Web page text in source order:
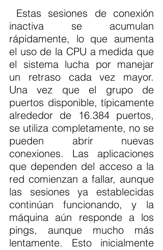
inactiva se acumulan
rápidamente, lo que aumenta
el uso de la CPU a medida que
el sistema lucha por manejar
un retraso cada vez mayor.
Una vez que el grupo de
puertos disponible, típicamente
alrededor de 16.384 puertos,
se utiliza completamente, no se
pueden abrir nuevas
conexiones. Las aplicaciones
que dependen del acceso a la
red comienzan a fallar, aunque
las sesiones ya establecidas
continúan funcionando, y la
máquina aún responde a los
pings, aunque mucho más
lentamente. Esto inicialmente